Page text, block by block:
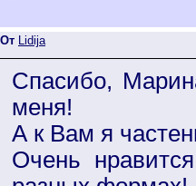
От Lidija
Спасибо,
меня!
А к Вам я
Очень